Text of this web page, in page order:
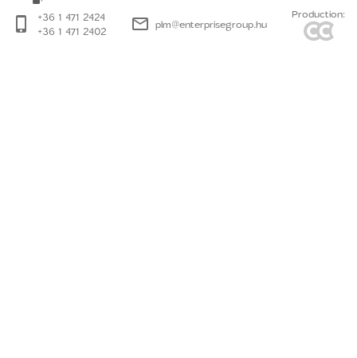
+36 1 471 2424
+36 1 471 2402
plm@enterprisegroup.hu
Production: